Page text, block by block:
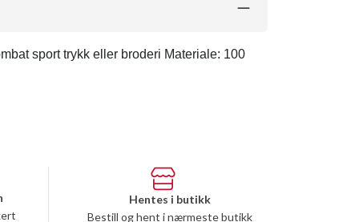
sport trykk eller broderi Materiale: 100
Hentes i butikk
Bestill og hent i nærmeste butikk